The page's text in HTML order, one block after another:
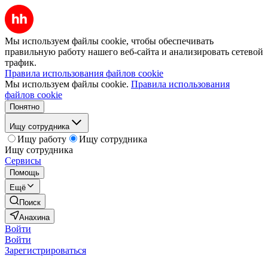
Мы используем файлы cookie, чтобы обеспечивать
правильную работу нашего веб-сайта и анализировать сетевой
трафик.
Правила использования файлов cookie
Мы используем файлы cookie. Правила использования
файлов cookie
Понятно
Ищу сотрудника
Ищу работу
Ищу сотрудника
Ищу сотрудника
Сервисы
Помощь
Ещё
Поиск
Анахина
Войти
Войти
Зарегистрироваться